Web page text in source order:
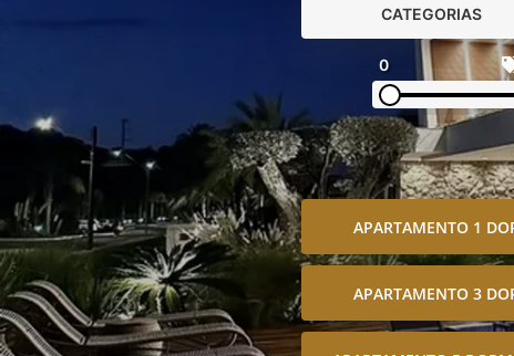
CATEGORIAS
0
APARTAMENTO 1
APARTAMENTO 3